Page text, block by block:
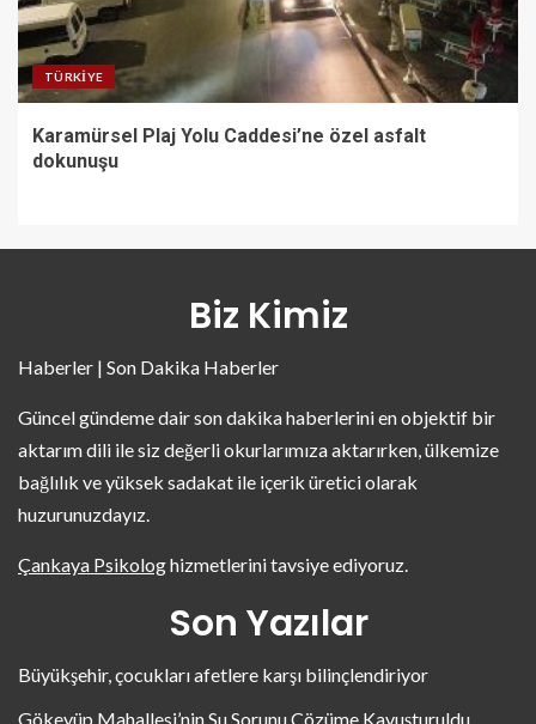
TÜRKIYE
Karamürsel Plaj Yolu Caddesi’ne özel asfalt
dokunuşu
Biz Kimiz
Haberler | Son Dakika Haberler
Güncel gündeme dair son dakika haberlerini en objektif bir
aktarım dili ile siz değerli okurlarımıza aktarırken, ülkemize
bağlılık ve yüksek sadakat ile içerik üretici olarak
huzurunuzdayız.
Çankaya Psikologhizmetlerini tavsiye ediyoruz.
Son Yazılar
Büyükşehir, çocukları afetlere karşı bilinçlendiriyor
Gökeyüp Mahallesi’nin Su Sorunu Çözüme Kavuşturuldu